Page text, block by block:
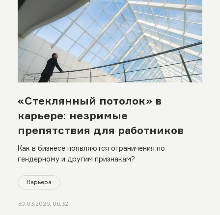
«Стеклянный потолок» в
карьере: незримые
препятствия для работников
Как в бизнесе появляются ограничения по
гендерному и другим признакам?
Карьера
30.03.2026, 06:32